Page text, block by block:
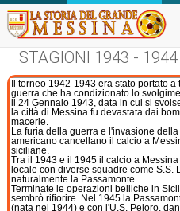
STAGIONI 1943 -
Il torneo 1942-1943 era stato portato
guerra che ha condizionato lo
il 24 Gennaio 1943, data in cui si
la città di Messina fu devastata dai
macerie.
La furia della guerra e l'invasione
americano cancellano il calcio a
siciliane.
Tra il 1943 e il 1945 il calcio a
locale con diverse squadre come S.S.
naturalmente la Passamonte.
Terminate le operazioni belliche in
sembrò rifiorire. Nel 1945 la
(nata nel 1944) e con l'U.S. Peloro,